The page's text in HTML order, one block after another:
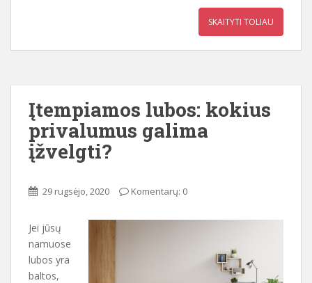
SKAITYTI TOLIAU
Įtempiamos lubos: kokius
privalumus galima
įžvelgti?
29 rugsėjo, 2020 Komentarų: 0
Jei jūsų
namuose
lubos yra
baltos,